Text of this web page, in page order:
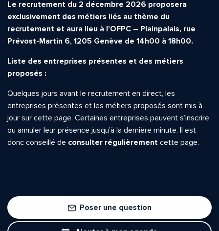
Le recrutement du 2 décembre 2026 proposera
exclusivement des métiers liés au thème du
recrutement et aura lieu à l’OFPC – Plainpalais, rue
Prévost-Martin 6, 1205 Genève de 14h00 à 18h00.
Liste des entreprises présentes et des métiers
proposés :
Quelques jours avant le recrutement en direct, les
entreprises présentes et les métiers proposés sont mis à
jour sur cette page. Certaines entreprises peuvent s’inscrire
ou annuler leur présence jusqu’à la dernière minute. Il est
donc conseillé de consulter régulièrement cette page.
Poser une question